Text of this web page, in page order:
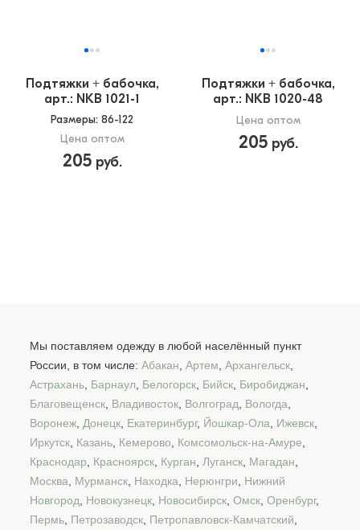
Подтяжки + бабочка,
арт.: NKB 1021-1
Размеры: 86-122
Цена оптом
205руб.
Подтяжки + бабочка,
арт.: NKB 1020-48
Цена оптом
205руб.
Мы поставляем одежду в любой населённый пункт
России, в том числе: Абакан Артем Архангельск
Астрахань Барнаул Белогорск Бийск Биробиджан
Благовещенск Владивосток Волгоград Вологда
Воронеж Донецк Екатеринбург, Йошкар-Ола Ижевск
Иркутск Казань Кемерово Комсомольск-на-Амуре
Краснодар
Красноярск Курган Луганск Магадан
Москва
Мурманск Находка Нерюнгри
Нижний
Новгород
Новокузнецк Новосибирск Омск Оренбург,
Пермь Петрозаводск Петропавловск-Камчатский